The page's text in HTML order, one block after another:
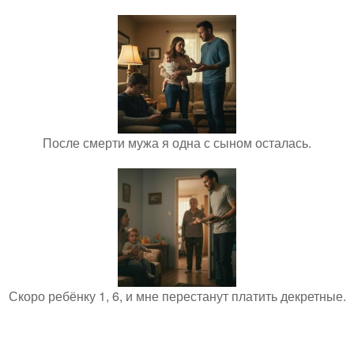
После смерти мужа я одна с сыном осталась.
Скоро ребёнку 1, 6, и мне перестанут платить декретные.